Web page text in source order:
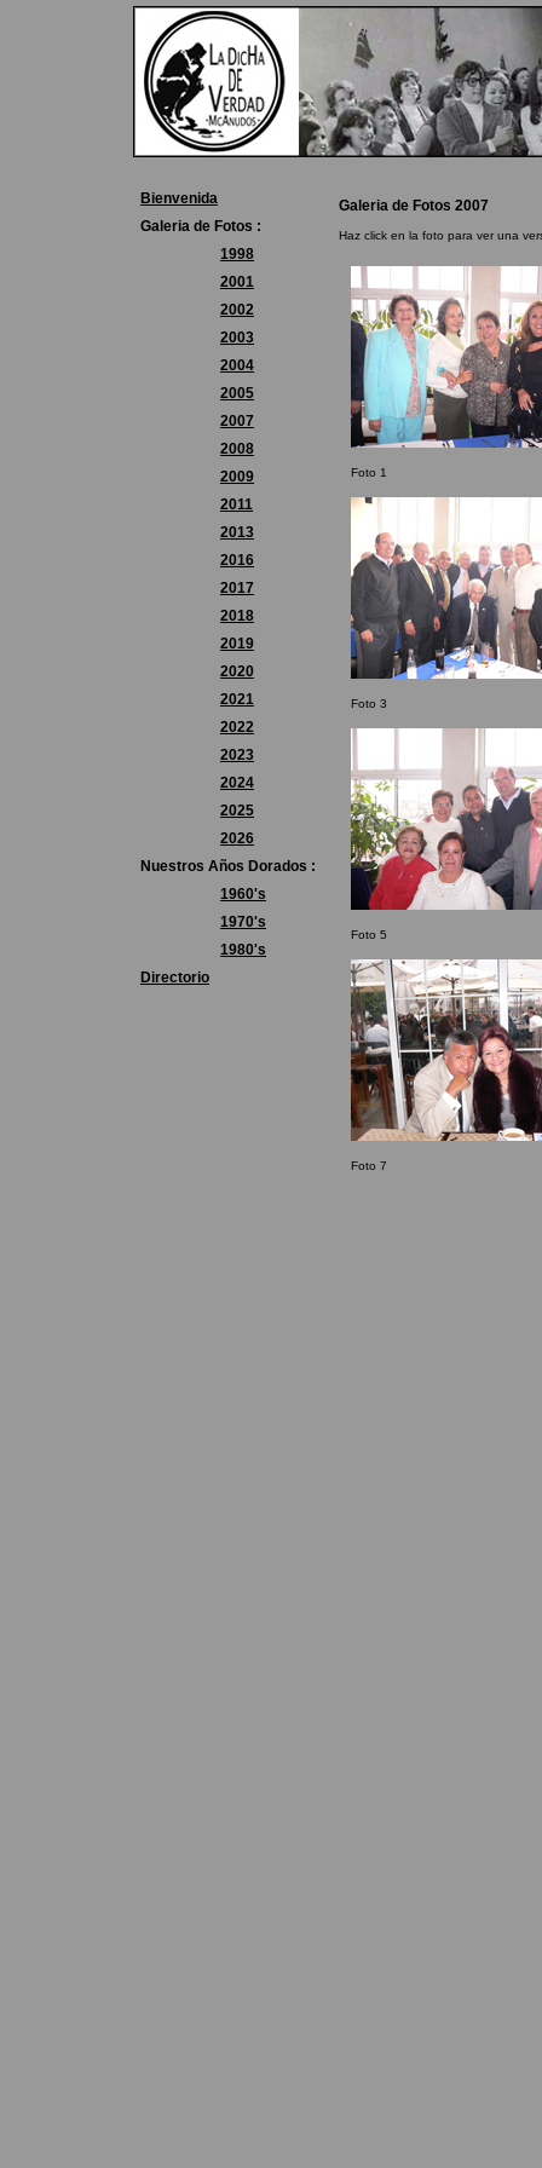
Bienvenida
Galeria de Fotos :
1998
2001
2002
2003
2004
2005
2007
2008
2009
2011
2013
2016
2017
2018
2019
2020
2021
2022
2023
2024
2025
2026
Nuestros Años Dorados :
1960's
1970's
1980's
Directorio
Galeria de Fotos 2007
Haz click en la foto para ver una
Foto 1
Foto 3
Foto 5
Foto 7